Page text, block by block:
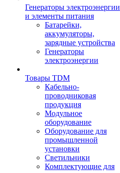
Генераторы электроэнергии
и элементы питания
Батарейки,
аккумуляторы,
зарядные устройства
Генераторы
электроэнергии
Товары TDM
Кабельно-
проводниковая
продукция
Модульное
оборудование
Оборудование для
промышленной
установки
Светильники
Комплектующие для